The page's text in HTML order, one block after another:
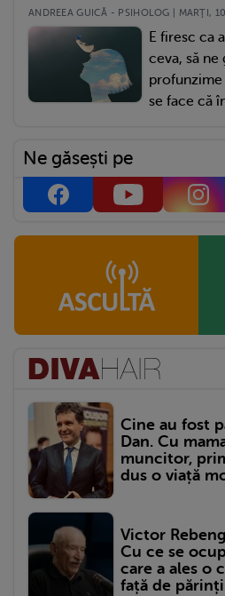
ANDREEA GUICĂ - PSIHOLOG | MARŢI,
E firesc ca
ceva, să ne
profunzime
se face că
Ne găsești pe
Cine au fost
Dan. Cu
muncitor,
dus o viață
Victor
Cu ce se
care a ales o
față de